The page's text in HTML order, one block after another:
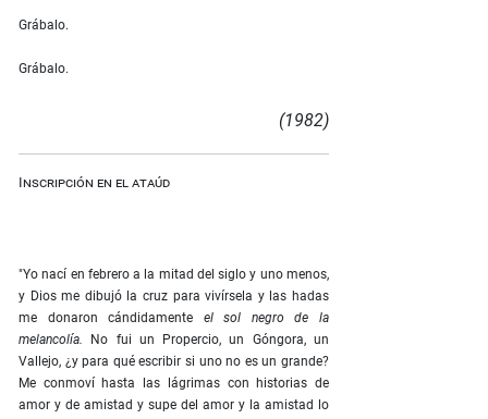
Grábalo.
Grábalo.
(1982)
Inscripción en el ataúd
"Yo nací en febrero a la mitad del siglo y uno menos,
y Dios me dibujó la cruz para vivírsela y las hadas
me donaron cándidamente el sol negro de la
melancolía. No fui un Propercio, un Góngora, un
Vallejo, ¿y para qué escribir si uno no es un grande?
Me conmoví hasta las lágrimas con historias de
amor y de amistad y supe del amor y la amistad lo